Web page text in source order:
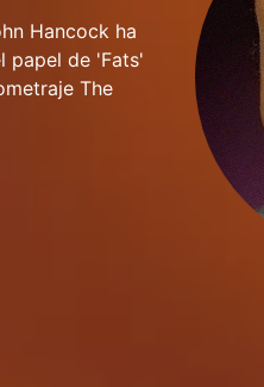
Hancock ha
papel de 'Fats'
The